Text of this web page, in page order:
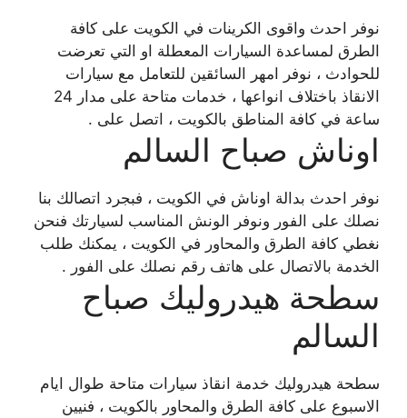
نوفر احدث واقوى الكرينات في الكويت على كافة
الطرق لمساعدة السيارات المعطلة او التي تعرضت
للحوادث ، نوفر امهر السائقين للتعامل مع سيارات
الانقاذ باختلاف انواعها ، خدمات متاحة على مدار 24
ساعة في كافة المناطق بالكويت ، اتصل على .
اوناش صباح السالم
نوفر احدث بدالة اوناش في الكويت ، فبجرد اتصالك بنا
نصلك على الفور ونوفر الونش المناسب لسيارتك فنحن
نغطي كافة الطرق والمحاور في الكويت ، يمكنك طلب
الخدمة بالاتصال على هاتف رقم نصلك على الفور .
سطحة هيدروليك صباح
السالم
سطحة هيدروليك خدمة انقاذ سيارات متاحة طوال ايام
الاسبوع على كافة الطرق والمحاور بالكويت ، فنيين